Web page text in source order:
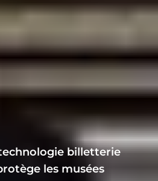
billetterie
les musées